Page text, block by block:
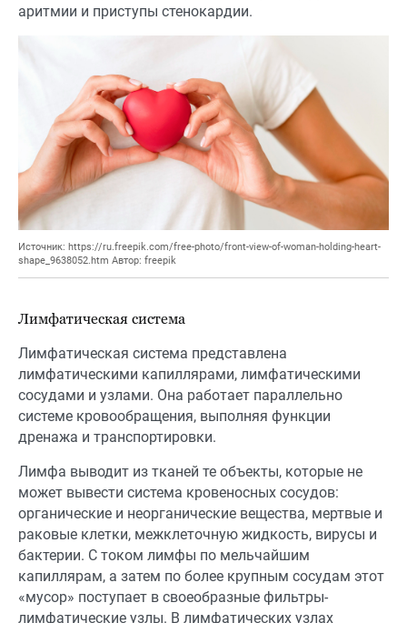
аритмии и приступы стенокардии.
Источник: https://ru.freepik.com/free-photo/front-view-of-woman-holding-heart-
shape_9638052.htm Автор: freepik
Лимфатическая система
Лимфатическая система представлена
лимфатическими капиллярами, лимфатическими
сосудами и узлами. Она работает параллельно
системе кровообращения, выполняя функции
дренажа и транспортировки.
Лимфа выводит из тканей те объекты, которые не
может вывести система кровеносных сосудов:
органические и неорганические вещества, мертвые и
раковые клетки, межклеточную жидкость, вирусы и
бактерии. С током лимфы по мельчайшим
капиллярам, а затем по более крупным сосудам этот
«мусор» поступает в своеобразные фильтры-
лимфатические узлы. В лимфатических узлах